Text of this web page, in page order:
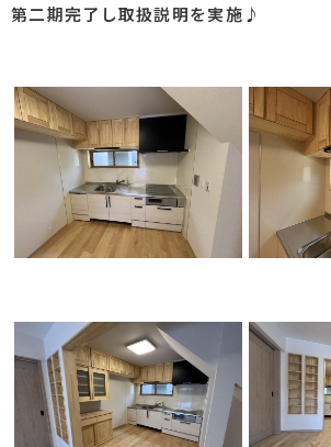
第二期完了し取扱説明を実施♪